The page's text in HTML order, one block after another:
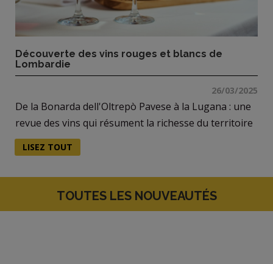
Découverte des vins rouges et blancs de
Lombardie
26/03/2025
De la Bonarda dell'Oltrepò Pavese à la Lugana : une
revue des vins qui résument la richesse du territoire
LISEZ TOUT
TOUTES LES NOUVEAUTÉS